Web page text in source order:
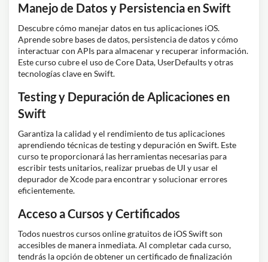
Manejo de Datos y Persistencia en Swift
Descubre cómo manejar datos en tus aplicaciones iOS.
Aprende sobre bases de datos, persistencia de datos y cómo
interactuar con APIs para almacenar y recuperar información.
Este curso cubre el uso de Core Data, UserDefaults y otras
tecnologías clave en Swift.
Testing y Depuración de Aplicaciones en
Swift
Garantiza la calidad y el rendimiento de tus aplicaciones
aprendiendo técnicas de testing y depuración en Swift. Este
curso te proporcionará las herramientas necesarias para
escribir tests unitarios, realizar pruebas de UI y usar el
depurador de Xcode para encontrar y solucionar errores
eficientemente.
Acceso a Cursos y Certificados
Todos nuestros cursos online gratuitos de iOS Swift son
accesibles de manera inmediata. Al completar cada curso,
tendrás la opción de obtener un certificado de finalización